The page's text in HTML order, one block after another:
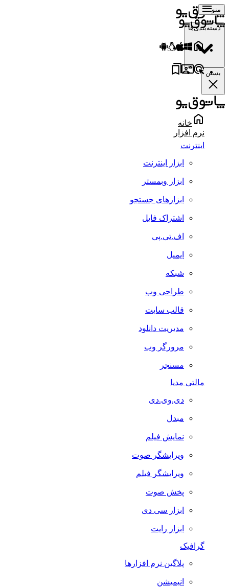
منو
دسته‌بندی‌ها
بستن
خانه
نرم افزار
اینترنت
ابزار اینترنت
ابزار وبمستر
ابزارهای جستجو
اشتراک فایل
اف.تی.پی
ایمیل
شبکه
طراحی وب
قالب سایت
مدیریت دانلود
مرورگر وب
مسنجر
مالتی مدیا
دی.وی.دی
مبدل
نمایش فیلم
ویرایشگر صوت
ویرایشگر فیلم
پخش صوت
ابزار سی دی
ابزار رایت
گرافیک
پلاگین نرم افزارها
انیمیشن